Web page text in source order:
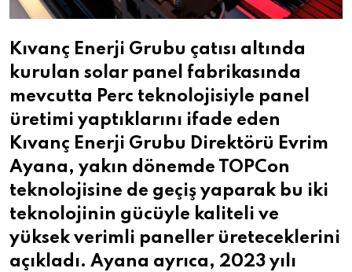
Kıvanç Enerji Grubu çatısı altında
kurulan solar panel fabrikasında
mevcutta Perc teknolojisiyle panel
üretimi yaptıklarını ifade eden
Kıvanç Enerji Grubu Direktörü Evrim
Ayana, yakın dönemde TOPCon
teknolojisine de geçiş yaparak bu iki
teknolojinin gücüyle kaliteli ve
yüksek verimli paneller üreteceklerini
açıkladı. Ayana ayrıca, 2023 yılı